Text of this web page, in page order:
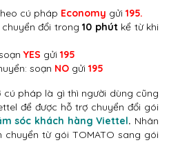
cú pháp Economy gửi 195.
đổi trong 10 phútkể từ khi
YES gửi 195
soạn NO gửi 195
pháp là gì thì người dùng cũng
để được hỗ trợ chuyển đổi gói
sóc khách hàng Viettel. Nhân
từ gói TOMATO sang gói